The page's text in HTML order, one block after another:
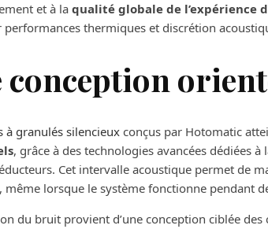
et à la qualité globale de l’expérience
performances thermiques et discrétion
conception
à granulés silencieux conçus par Hotomatic
, grâce à des technologies avancées dédiées
Cet intervalle acoustique permet de
, même lorsque le système fonctionne pendant
du bruit provient d’une conception ciblée